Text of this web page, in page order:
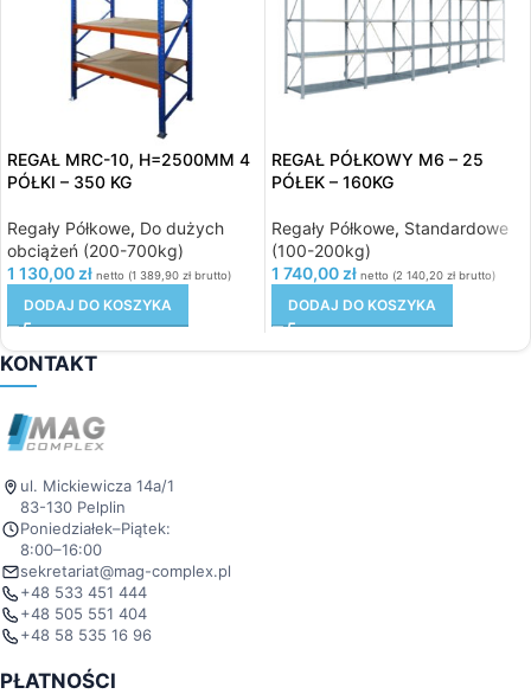
REGAŁ MRC-10, H=2500MM 4
PÓŁKI – 350 KG
Regały Półkowe, Do dużych
obciążeń (200-700kg)
1 130,00 zł netto (1 389,90 zł brutto)
DODAJ DO KOSZYKA
REGAŁ PÓŁKOWY M6 – 25
PÓŁEK – 160KG
Regały Półkowe, Standardowe
(100-200kg)
1 740,00 zł netto (2 140,20 zł brutto)
DODAJ DO KOSZYKA
KONTAKT
ul. Mickiewicza 14a/1
83-130 Pelplin
Poniedziałek–Piątek:
8:00–16:00
sekretariat@mag-complex.pl
+48 533 451 444
+48 505 551 404
+48 58 535 16 96
PŁATNOŚCI